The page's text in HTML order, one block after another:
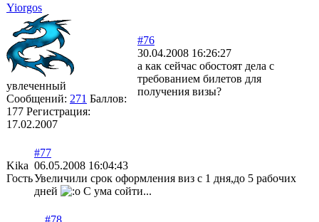
Yiorgos
увлеченный
Сообщений: 271 Баллов:
177 Регистрация:
17.02.2007
#76
30.04.2008 16:26:27
а как сейчас обостоят дела с
требованием билетов для
получения визы?
Kika
Гость
#77
06.05.2008 16:04:43
Увеличили срок оформления виз с 1 дня,до 5 рабочих
дней
С ума сойти...
#78